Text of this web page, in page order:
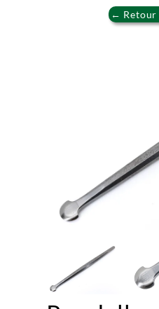
← Retour